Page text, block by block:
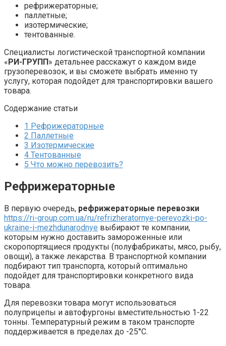
рефрижераторные;
паллетные;
изотермические;
тентованные.
Специалисты логистической транспортной компании
«РИ-ГРУПП» детальнее расскажут о каждом виде
грузоперевозок, и вы сможете выбрать именно ту
услугу, которая подойдет для транспортировки вашего
товара.
Содержание статьи
1 Рефрижераторные
2 Паллетные
3 Изотермические
4 Тентованные
5 Что можно перевозить?
Рефрижераторные
В первую очередь, рефрижераторные перевозки
https://ri-group.com.ua/ru/refrizheratornye-perevozki-po-
ukraine-i-mezhdunarodnye выбирают те компании,
которым нужно доставить замороженные или
скоропортящиеся продукты (полуфабрикаты, мясо, рыбу,
овощи), а также лекарства. В транспортной компании
подбирают тип транспорта, который оптимально
подойдет для транспортировки конкретного вида
товара.
Для перевозки товара могут использоваться
полуприцепы и автофургоны вместительностью 1-22
тонны. Температурный режим в таком транспорте
поддерживается в пределах до -25°С.